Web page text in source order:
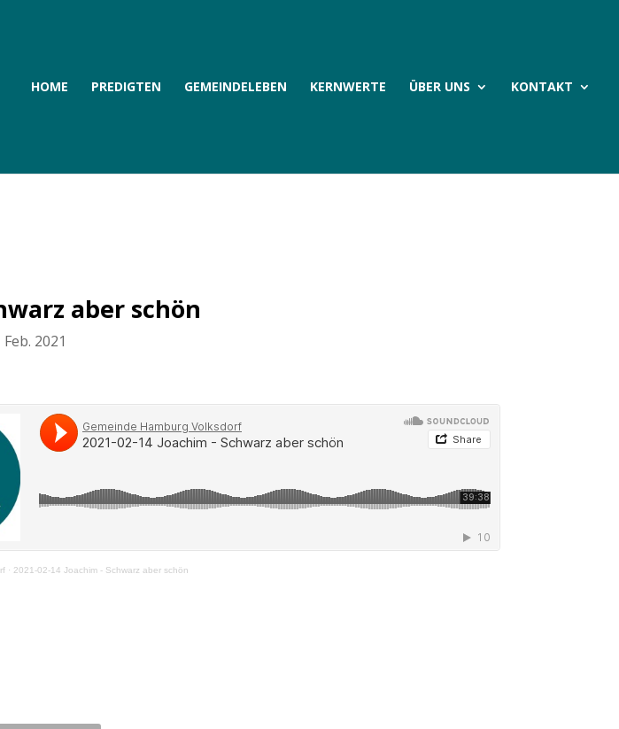
HOME PREDIGTEN GEMEINDELEBEN KERNWERTE ÜBER UNS KONTAKT
aber schön
Feb. 2021
· 2021-02-14 Joachim - Schwarz aber schön